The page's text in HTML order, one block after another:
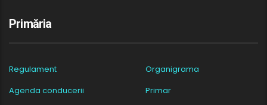
Primăria
Regulament
Organigrama
Agenda conducerii
Primar